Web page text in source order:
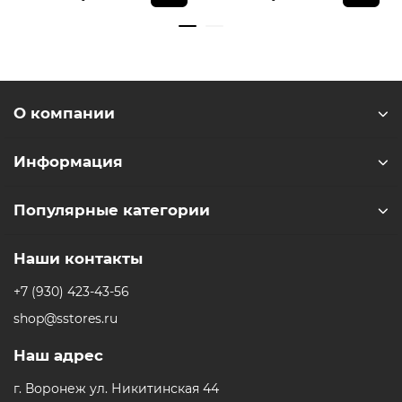
обязательные приложения, в том числе единый
О компании
Информация
Популярные категории
Наши контакты
+7 (930) 423-43-56
shop@sstores.ru
Наш адрес
г. Воронеж ул. Никитинская 44